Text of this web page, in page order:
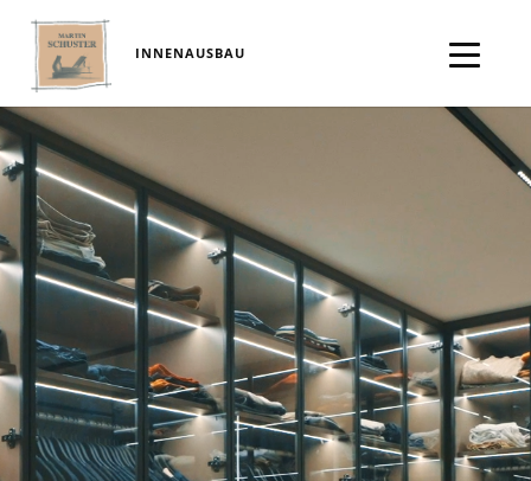
INNENAUSBAU